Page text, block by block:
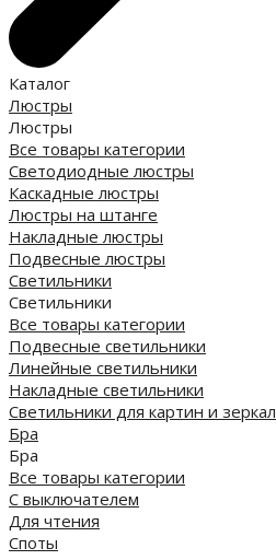
Каталог
Люстры
Люстры
Все товары категории
Светодиодные люстры
Каскадные люстры
Люстры на штанге
Накладные люстры
Подвесные люстры
Светильники
Светильники
Все товары категории
Подвесные светильники
Линейные светильники
Накладные светильники
Светильники для картин и зеркал
Бра
Бра
Все товары категории
С выключателем
Для чтения
Споты